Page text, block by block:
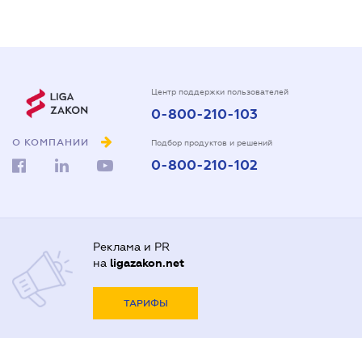
О КОМПАНИИ
Центр поддержки пользователей
0-800-210-103
Подбор продуктов и решений
0-800-210-102
Реклама и PR
на ligazakon.net
ТАРИФЫ